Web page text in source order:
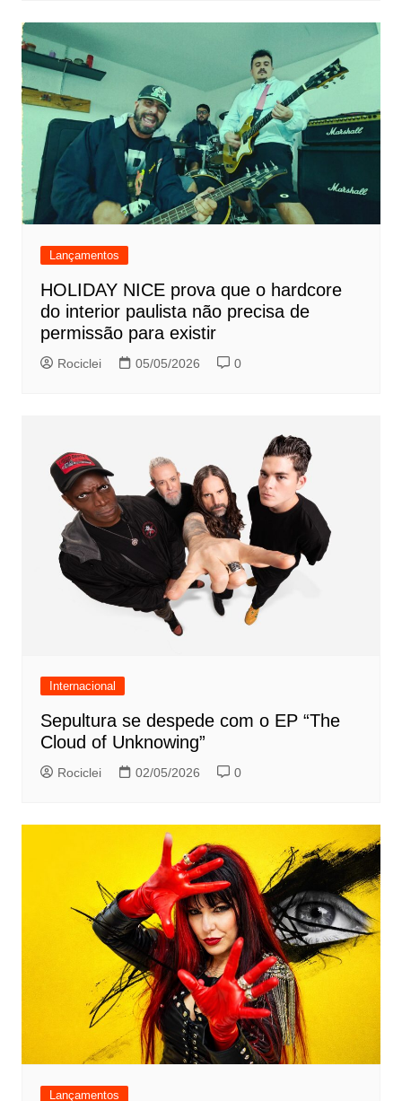
Lançamentos
HOLIDAY NICE prova que o hardcore
do interior paulista não precisa de
permissão para existir
Rociclei 05/05/2026 0
Internacional
Sepultura se despede com o EP “The
Cloud of Unknowing”
Rociclei 02/05/2026 0
Lançamentos